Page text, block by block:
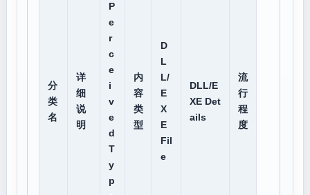
分
类
名
详
细
说
明
P
e
r
c
e
i
v
e
d
T
y
p
内
容
类
型
D
L
L/
E
X
E
Fil
e
DLL/E
XE Det
ails
流
行
程
度